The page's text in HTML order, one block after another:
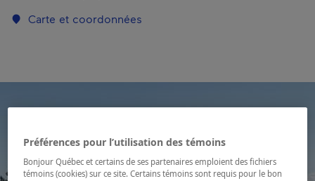
Carte et coordonnées
Préférences pour l’utilisation des témoins
Bonjour Québec et certains de ses partenaires emploient des fichiers
témoins (cookies) sur ce site. Certains témoins sont requis pour le bon